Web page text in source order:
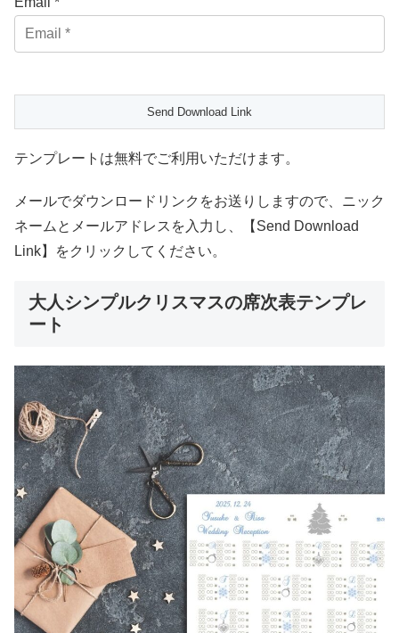
テンプレートは無料でご利用いただけます。
メールでダウンロードリンクをお送りしますので、ニック
ネームとメールアドレスを入力し、【Send Download
Link】をクリックしてください。
大人シンプルクリスマスの席次表テンプレ
ート